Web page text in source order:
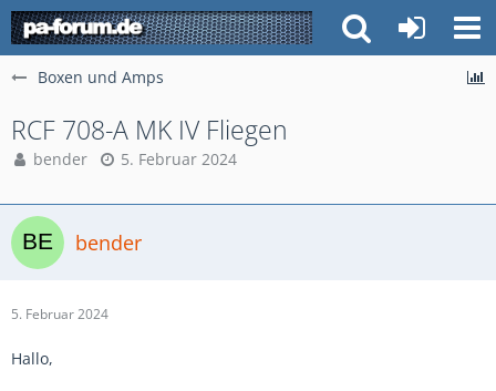
Boxen und Amps
RCF 708-A MK IV Fliegen
bender 5. Februar 2024
bender
5. Februar 2024
Hallo,